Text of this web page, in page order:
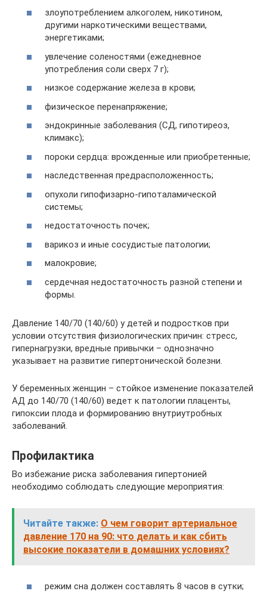
злоупотреблением алкоголем, никотином,
другими наркотическими веществами,
энергетиками;
увлечение соленостями (ежедневное
употребления соли сверх 7 г);
низкое содержание железа в крови;
физическое перенапряжение;
эндокринные заболевания (СД, гипотиреоз,
климакс);
пороки сердца: врожденные или приобретенные;
наследственная предрасположенность;
опухоли гипофизарно-гипоталамической
системы;
недостаточность почек;
варикоз и иные сосудистые патологии;
малокровие;
сердечная недостаточность разной степени и
формы.
Давление 140/70 (140/60) у детей и подростков при
условии отсутствия физиологических причин: стресс,
гипернагрузки, вредные привычки – однозначно
указывает на развитие гипертонической болезни.
У беременных женщин – стойкое изменение показателей
АД до 140/70 (140/60) ведет к патологии плаценты,
гипоксии плода и формированию внутриутробных
заболеваний.
Профилактика
Во избежание риска заболевания гипертонией
необходимо соблюдать следующие мероприятия:
Читайте также: О чем говорит артериальное
давление 170 на 90: что делать и как сбить
высокие показатели в домашних условиях?
режим сна должен составлять 8 часов в сутки;